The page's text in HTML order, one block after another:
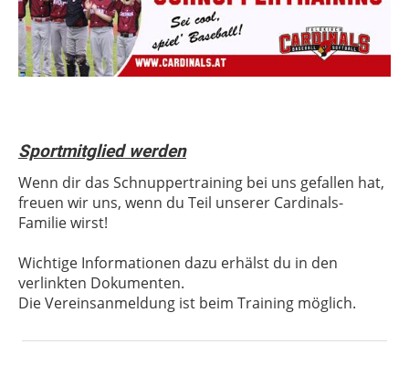
Sportmitglied werden
Wenn dir das Schnuppertraining bei uns gefallen hat,
freuen wir uns, wenn du Teil unserer Cardinals-
Familie wirst!
Wichtige Informationen dazu erhälst du in den
verlinkten Dokumenten.
Die Vereinsanmeldung ist beim Training möglich.